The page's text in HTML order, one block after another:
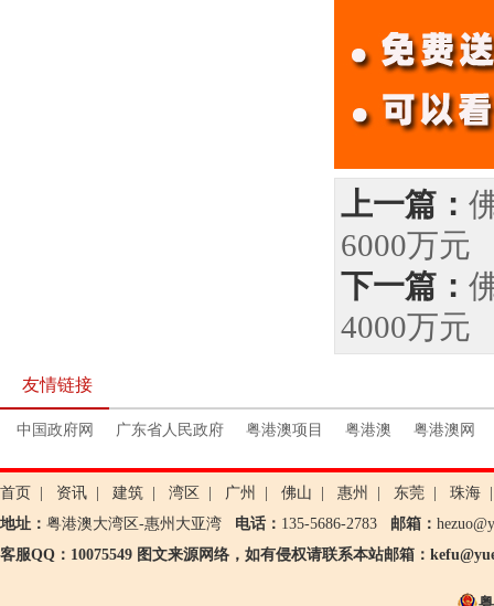
上一篇：
6000万元
下一篇：
4000万元
友情链接
中国政府网 广东省人民政府 粤港澳项目 粤港澳 粤港澳网
首页 资讯 建筑 湾区 广州 佛山 惠州 东莞 珠海
地址： 粤港澳大湾区-惠州大亚湾 电话： 135-5686-2783 邮箱：
客服QQ：10075549 图文来源网络，如有侵权请联系本站邮箱：